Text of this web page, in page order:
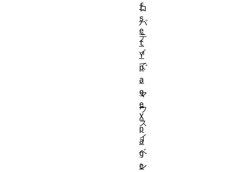
ロ
パ
テ
ィ
で
、
マ
ウ
ス
イ
ベ
ン
f
s
e
t
Y
p
a
g
e
X
p
a
g
e